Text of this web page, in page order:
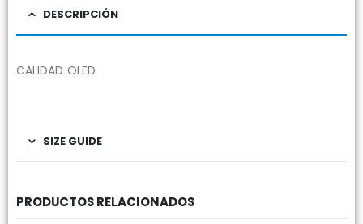
DESCRIPCIÓN
CALIDAD OLED
SIZE GUIDE
PRODUCTOS RELACIONADOS